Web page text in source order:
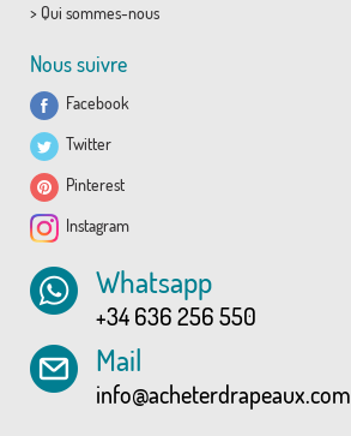
> Qui sommes-nous
Nous suivre
Facebook
Twitter
Pinterest
Instagram
Whatsapp
+34 636 256 550
Mail
info@acheterdrapeaux.com